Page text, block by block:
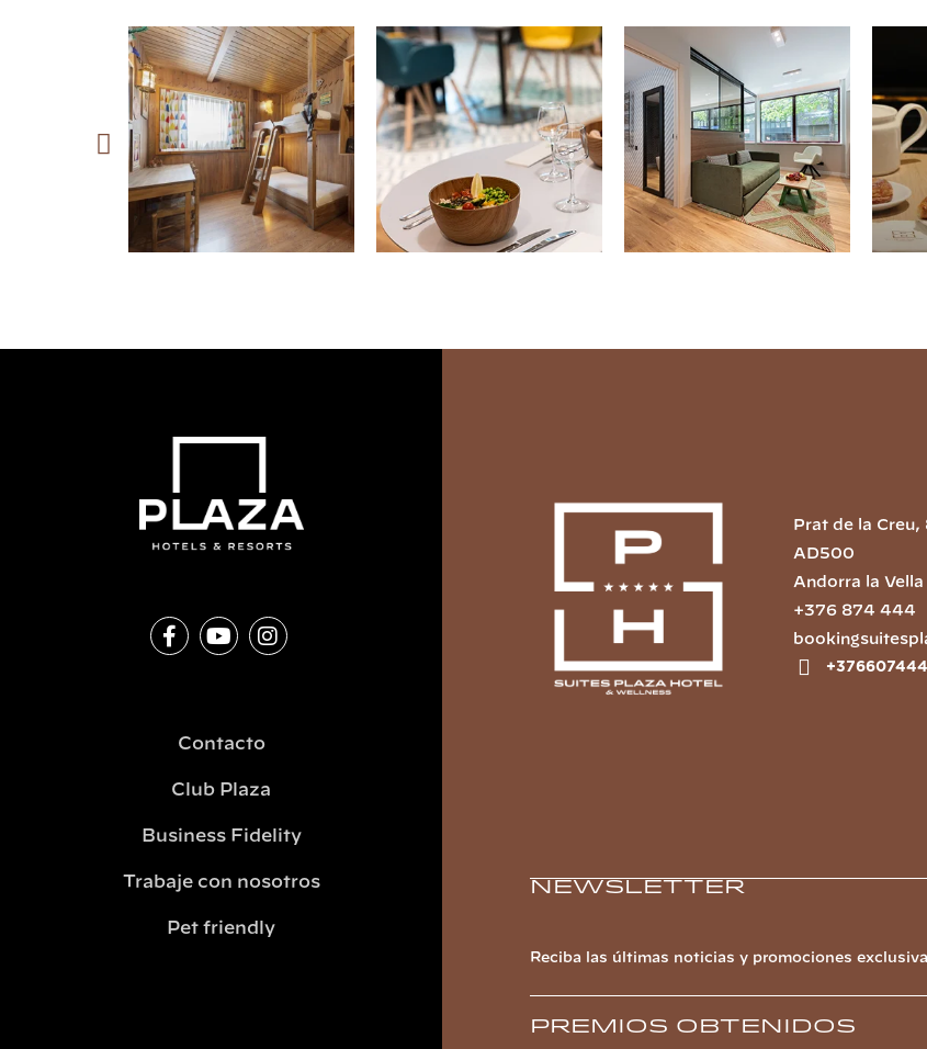
Contacto
Club Plaza
Business Fidelity
Trabaje con nosotros
Pet friendly
Prat de la Creu,
AD500
Andorra la Vella
+376 874 444
+376607444
Newsletter
Reciba las últimas noticias y promociones
Premios obtenidos